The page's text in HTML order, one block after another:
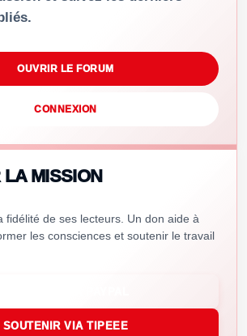
OUVRIR LE FORUM
CONNEXION
MISSION
fidélité de ses lecteurs. Un don aide à
les consciences et soutenir le travail
SOUTENIR VIA TIPEEE